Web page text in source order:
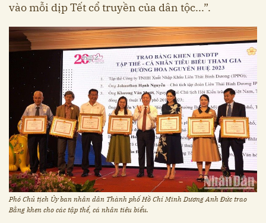
vào mỗi dịp Tết cổ truyền của dân tộc...”.
Phó Chủ tịch Ủy ban nhân dân Thành phố Hồ Chí Minh Dương Anh Đức trao
Bằng khen cho các tập thể, cá nhân tiêu biểu.